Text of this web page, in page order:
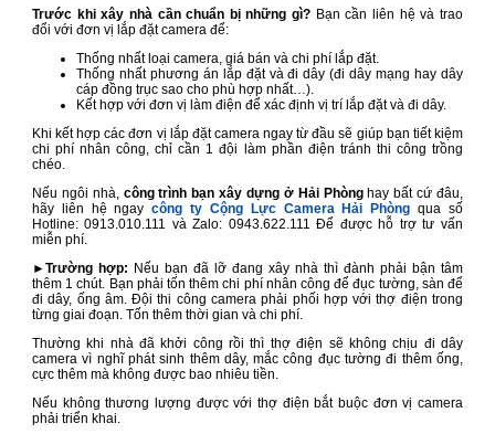
Trước khi xây nhà cần chuẩn bị những gì? Bạn cần liên hệ và trao
đổi với đơn vị lắp đặt camera để:
Thống nhất loại camera, giá bán và chi phí lắp đặt.
Thống nhất phương án lắp đặt và đi dây (đi dây mạng hay dây
cáp đồng trục sao cho phù hợp nhất…).
Kết hợp với đơn vị làm điện để xác định vị trí lắp đặt và đi dây.
Khi kết hợp các đơn vị lắp đặt camera ngay từ đầu sẽ giúp bạn tiết kiệm
chi phí nhân công, chỉ cần 1 đội làm phần điện tránh thi công trồng
chéo.
Nếu ngôi nhà, công trình bạn xây dựng ở Hải Phònghay bất cứ đâu,
hãy liên hệ ngaycông ty Cộng Lực Camera Hải Phòng qua số
Hotline: 0913.010.111 và Zalo: 0943.622.111 Để được hỗ trợ tư vấn
miễn phí.
►Trường hợp: Nếu bạn đã lỡ đang xây nhà thì đành phải bận tâm
thêm 1 chút. Bạn phải tốn thêm chi phí nhân công để đục tường, sàn để
đi dây, ống âm. Đội thi công camera phải phối hợp với thợ điện trong
từng giai đoạn. Tốn thêm thời gian và chi phí.
Thường khi nhà đã khởi công rồi thì thợ điện sẽ không chịu đi dây
camera vì nghĩ phát sinh thêm dây, mắc công đục tường đi thêm ống,
cực thêm mà không được bao nhiêu tiền.
Nếu không thương lượng được với thợ điện bắt buộc đơn vị camera
phải triển khai.